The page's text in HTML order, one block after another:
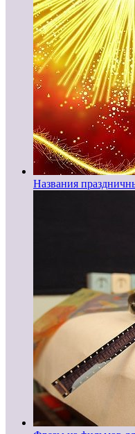
Названия